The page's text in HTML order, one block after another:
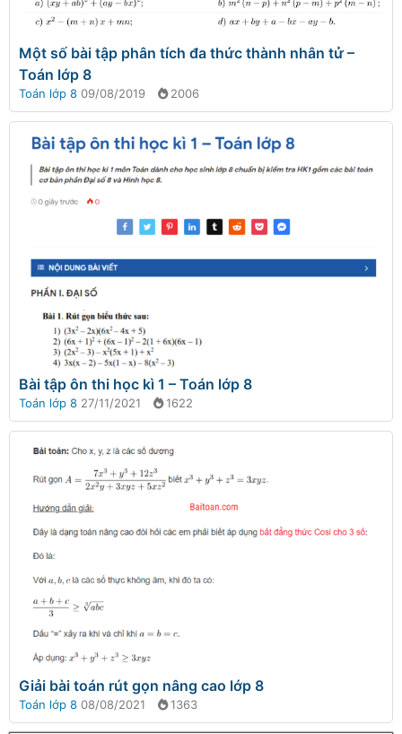
Một số bài tập phân tích đa thức thành nhân tử –
Toán lớp 8
Toán lớp 8 09/08/2019 2006
Bài tập ôn thi học kì 1 – Toán lớp 8
Toán lớp 8 27/11/2021 1622
Giải bài toán rút gọn nâng cao lớp 8
Toán lớp 8 08/08/2021 1363